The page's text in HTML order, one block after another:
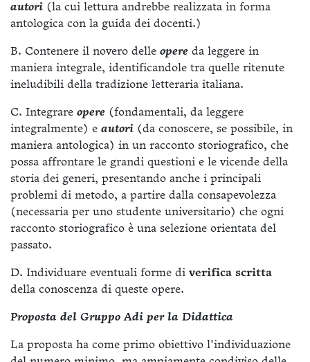
autori (la cui lettura andrebbe realizzata in forma
antologica con la guida dei docenti.)
B. Contenere il novero delle opere da leggere in
maniera integrale, identificandole tra quelle ritenute
ineludibili della tradizione letteraria italiana.
C. Integrare opere (fondamentali, da leggere
integralmente) e autori (da conoscere, se possibile, in
maniera antologica) in un racconto storiografico, che
possa affrontare le grandi questioni e le vicende della
storia dei generi, presentando anche i principali
problemi di metodo, a partire dalla consapevolezza
(necessaria per uno studente universitario) che ogni
racconto storiografico è una selezione orientata del
passato.
D. Individuare eventuali forme di verifica scritta
della conoscenza di queste opere.
Proposta del Gruppo Adi per la Didattica
La proposta ha come primo obiettivo l'individuazione